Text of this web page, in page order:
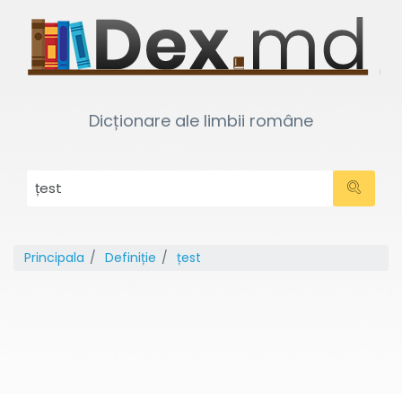
Dicționare ale limbii române
Principala Definiție țest